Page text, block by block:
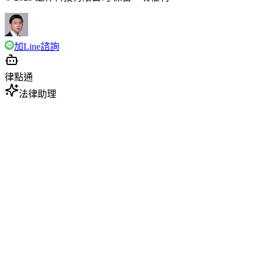
加Line諮詢
律點通
法律助理